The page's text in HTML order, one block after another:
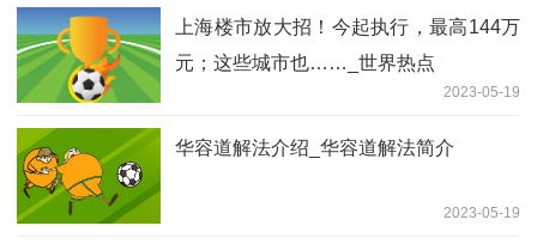
上海楼市放大招！今起执行，最高144万
元；这些城市也……_世界热点
2023-05-19
华容道解法介绍_华容道解法简介
2023-05-19